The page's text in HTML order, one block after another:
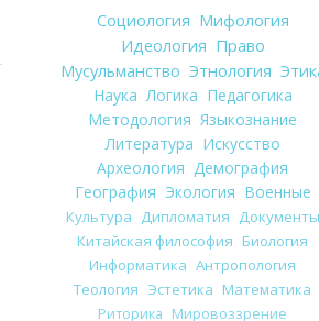
Социология Мифология
Идеология Право
Мусульманство Этнология
Наука Логика Педагогика
Методология Языкознание
Литература Искусство
Археология Демография
География Экология Военные
Культура Дипломатия Документы
Китайская философия Биология
Информатика Антропология
Теология Эстетика Математика
Риторика Мировоззрение